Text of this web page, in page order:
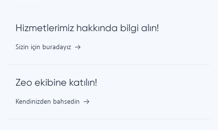
Hizmetlerimiz hakkında bilgi alın!
Sizin için buradayız
Zeo ekibine katılın!
Kendinizden bahsedin